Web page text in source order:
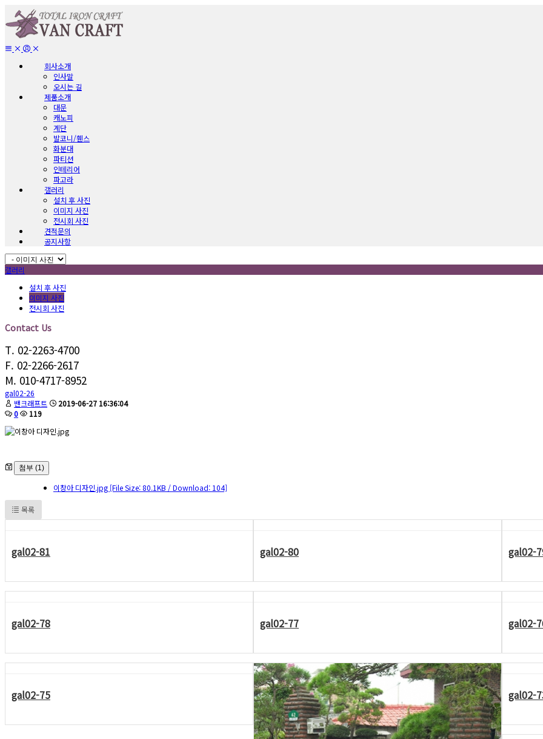
회사소개
인사말
오시는 길
제품소개
대문
캐노피
계단
발코니/휀스
화분대
파티션
인테리어
파고라
갤러리
설치 후 사진
이미지 사진
전시회 사진
견적문의
공지사항
갤러리
설치 후 사진
이미지 사진
전시회 사진
Contact Us
T. 02-2263-4700
F. 02-2266-2617
M. 010-4717-8952
gal02-26
밴크래프트
2019-06-27 16:36:04
0
119
첨부 (1)
이창아 디자인.jpg [File Size: 80.1KB / Download: 104]
목록
gal02-81 gal02-80 gal02-
gal02-78 gal02-77 gal02-
gal02-75 gal02-